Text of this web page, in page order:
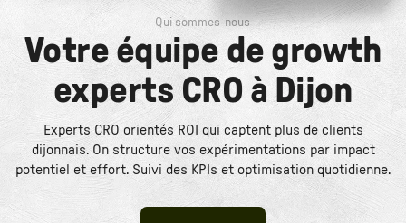
Qui sommes-nous
Votre équipe de growth
experts CRO à Dijon
Experts CRO orientés ROI qui captent plus de clients
dijonnais. On structure vos expérimentations par impact
potentiel et effort. Suivi des KPIs et optimisation quotidienne.